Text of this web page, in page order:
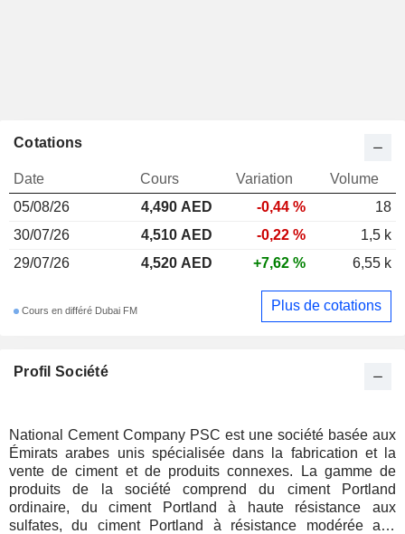
Profil Société
National Cement Company PSC est une société basée aux
Émirats arabes unis spécialisée dans la fabrication et la
vente de ciment et de produits connexes. La gamme de
produits de la société comprend du ciment Portland
ordinaire, du ciment Portland à haute résistance aux
sulfates, du ciment Portland à résistance modérée aux
Cotations
Date Cours Variation
Volume
05/08/26
4,490 AED -0,44 %
18
30/07/26
4,510 AED -0,22 %
1,5 k
29/07/26
4,520 AED +7,62 % 6,55 k
Cours en différé Dubai FM Plus de cotations